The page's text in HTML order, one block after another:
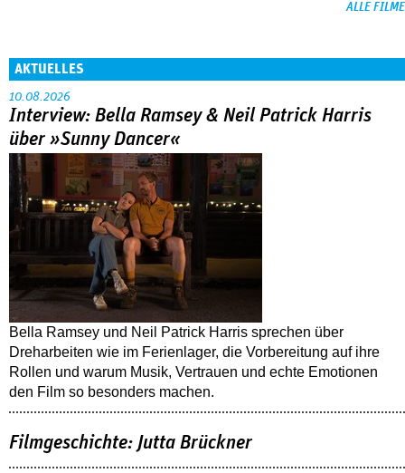
ALLE FILME
AKTUELLES
10.08.2026
Interview: Bella Ramsey & Neil Patrick Harris
über »Sunny Dancer«
Bella Ramsey und Neil Patrick Harris sprechen über
Dreharbeiten wie im Ferienlager, die Vorbereitung auf ihre
Rollen und warum Musik, Vertrauen und echte Emotionen
den Film so besonders machen.
Filmgeschichte: Jutta Brückner